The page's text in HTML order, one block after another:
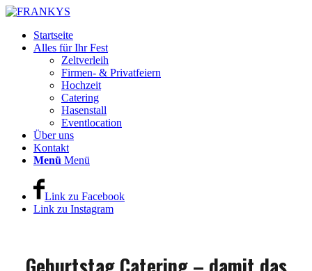
Startseite
Alles für Ihr Fest
Zeltverleih
Firmen- & Privatfeiern
Hochzeit
Catering
Hasenstall
Eventlocation
Über uns
Kontakt
Menü Menü
Link zu Facebook
Link zu Instagram